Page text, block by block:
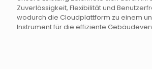
Zuverlässigkeit, Flexibilität und
wodurch die Cloudplattform zu einem
Instrument für die effiziente